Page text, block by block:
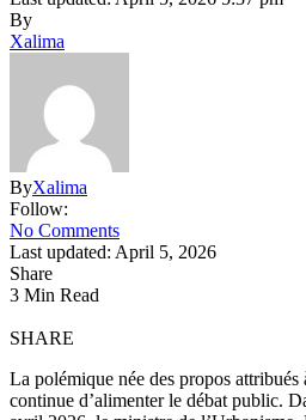
By
Xalima
ByXalima
Follow:
No Comments
Last updated: April 5, 2026
Share
3 Min Read
SHARE
La polémique née des propos
continue d’alimenter le débat public.